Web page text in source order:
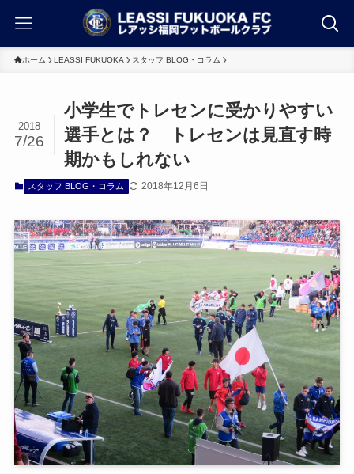
ホーム LEASSI FUKUOKA スタッフ BLOG・コラム
小学生でトレセンに受かりやすい
選手とは？ トレセンは見直す時
期かもしれない
2018
7/26
スタッフ BLOG・コラム 2018年12月6日